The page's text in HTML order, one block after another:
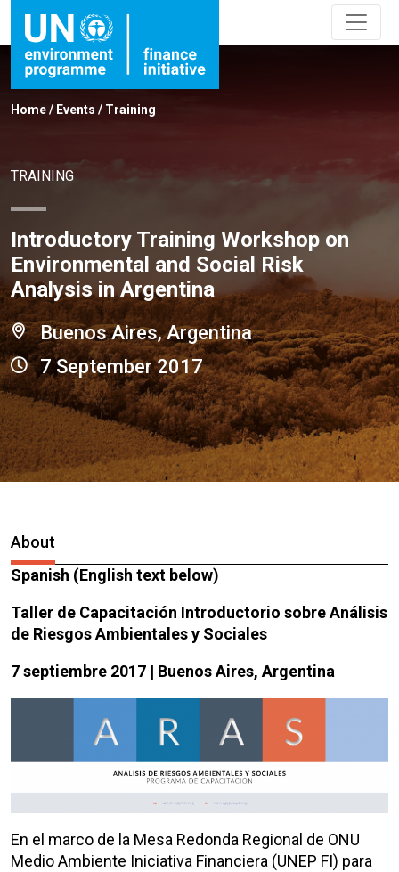
Home/ Events / Training
TRAINING
Introductory Training Workshop on
Environmental and Social Risk
Analysis in Argentina
Buenos Aires, Argentina
7 September 2017
About
Spanish (English text below)
Taller de Capacitación Introductorio sobre Análisis
de Riesgos Ambientales y Sociales
7 septiembre 2017 | Buenos Aires, Argentina
En el marco de la Mesa Redonda Regional de ONU
Medio Ambiente Iniciativa Financiera (UNEP FI) para